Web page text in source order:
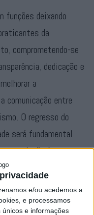
e/ou acedemos a
e processamos
e informações
funções deixando
da
comprometendo-se
dedicação e
a
comunicação entre
O regresso do
será fundamental
associação é
da direcção,
de deixar um